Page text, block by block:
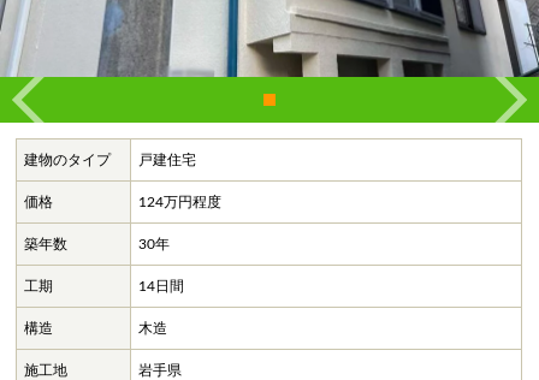
建物のタイプ 戸建住宅
価格 124万円程度
築年数 30年
工期 14日間
構造 木造
施工地 岩手県